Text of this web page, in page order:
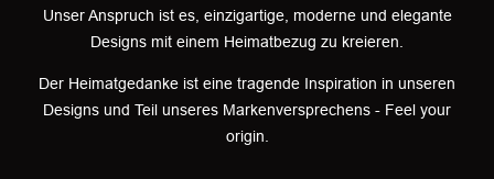
Retoure & Umtausch
Retourenportal
AGB
Widerrufsbelehrung
Unser Anspruch ist es, einzigartige, moderne und elegante
Designs mit einem Heimatbezug zu kreieren.
Der Heimatgedanke ist eine tragende Inspiration in unseren
Designs und Teil unseres Markenversprechens - Feel your
origin.